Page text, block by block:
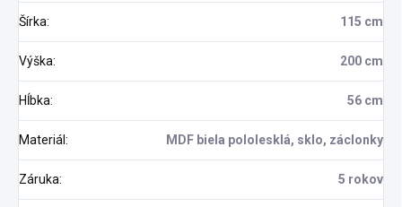
Šírka: 115 cm
Výška: 200 cm
Hĺbka: 56 cm
Materiál : MDF biela pololesklá, sklo, záclonky
Záruka: 5 rokov